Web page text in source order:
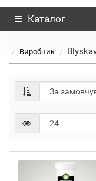
Каталог
Виробник